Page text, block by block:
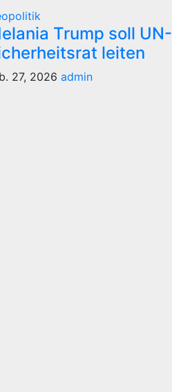
Trump soll UN-
leiten
27, 2026 admin